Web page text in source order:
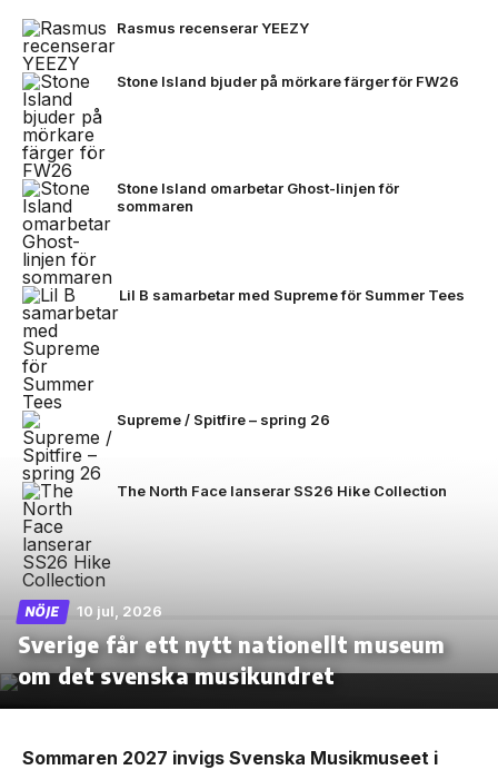
Rasmus recenserar YEEZY
Stone Island bjuder på mörkare färger för FW26
Stone Island omarbetar Ghost-linjen för
sommaren
Lil B samarbetar med Supreme för Summer Tees
Supreme / Spitfire – spring 26
The North Face lanserar SS26 Hike Collection
NÖJE 10 jul, 2026
Sverige får ett nytt nationellt museum
om det svenska musikundret
Sommaren 2027 invigs Svenska Musikmuseet i